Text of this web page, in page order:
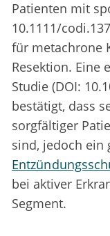
Patienten mit
10.1111/
für metachrone
Resektion. Eine
Studie (DOI:
bestätigt, dass
sorgfältiger
sind, jedoch ein
bei aktiver
Segment.